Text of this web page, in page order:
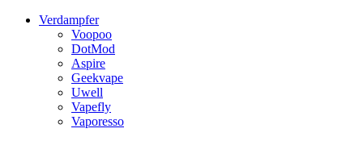
Verdampfer
Voopoo
DotMod
Aspire
Geekvape
Uwell
Vapefly
Vaporesso